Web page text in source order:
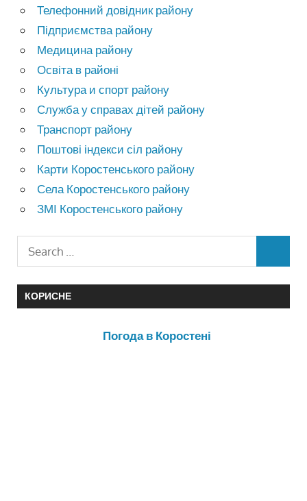
Телефонний довідник району
Підприємства району
Медицина району
Освіта в районі
Культура и спорт району
Служба у справах дітей району
Транспорт району
Поштові індекси сіл району
Карти Коростенського району
Села Коростенського району
ЗМІ Коростенського району
КОРИСНЕ
Погода в Коростені